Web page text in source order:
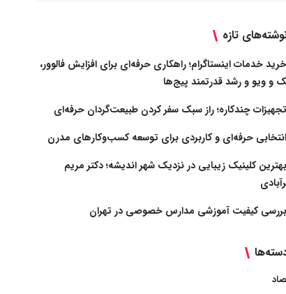
تازه
خرید خدمات اینستاگرام؛ راهکاری حرفه‌ای برای افزایش فالوور،
و ویو و رشد قدرتمند پیج‌ها
تجهیزات چندکاره؛ راز سبک سفر کردن طبیعت‌گردان حرفه‌ای
انتخابی حرفه‌ای و کاربردی برای توسعه کسب‌وکارهای مدرن
بهترین کلینیک زیبایی در نزدیک شهر اندیشه؛ دکتر مریم
بررسی کیفیت آموزشی مدارس خصوصی در تهران